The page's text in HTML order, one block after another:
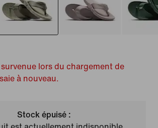
lors du chargement de
à nouveau.
Stock épuisé :